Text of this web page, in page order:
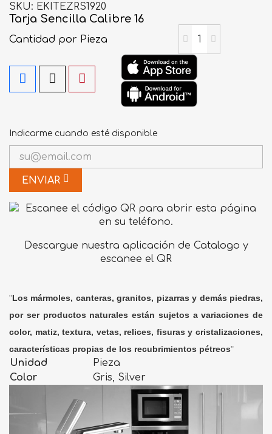
SKU EKITEZRS1920
Tarja Sencilla Calibre 16
Cantidad por Pieza
Indicarme cuando esté disponible
ENVIAR
Descargue nuestra aplicación de Catalogo y
escanee el QR
"Los mármoles, canteras, granitos, pizarras y demás piedras,
por ser productos naturales están sujetos a variaciones de
color, matiz, textura, vetas, relices, fisuras y cristalizaciones,
características propias de los recubrimientos pétreos"
Unidad
Pieza
Color
Gris, Silver